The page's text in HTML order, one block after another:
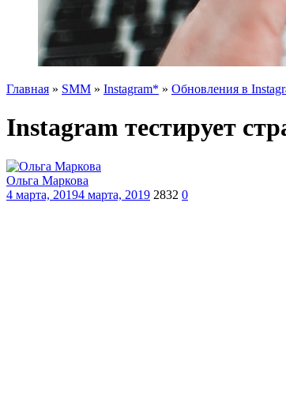
Главная » SMM » Instagram* » Обновления в
Instagram тестирует
Ольга Маркова
4 марта, 20194 марта, 2019 2832 0